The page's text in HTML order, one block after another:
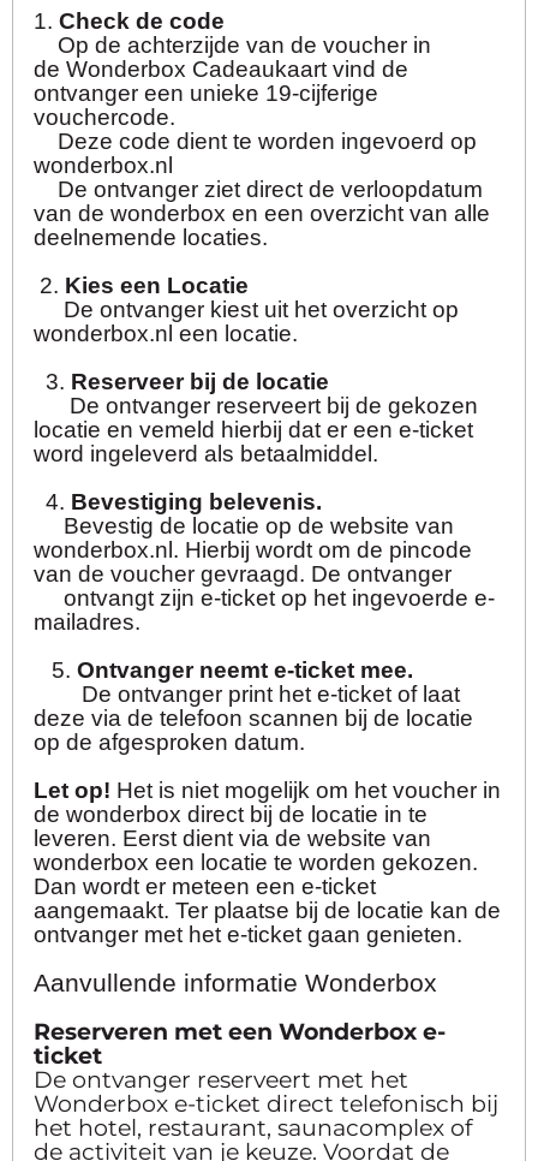
1.Check de code
Op de achterzijde van de voucher in
de Wonderbox Cadeaukaart vind de
ontvanger een unieke 19-cijferige
vouchercode.
Deze code dient te worden ingevoerd op
wonderbox.nl
De ontvanger ziet direct de verloopdatum
van de wonderbox en een overzicht van alle
deelnemende locaties.
2. Kies een Locatie
De ontvanger kiest uit het overzicht op
wonderbox.nl een locatie.
3. Reserveer bij de locatie
De ontvanger reserveert bij de gekozen
locatie en vemeld hierbij dat er een e-ticket
word ingeleverd als betaalmiddel.
4. Bevestiging belevenis.
Bevestig de locatie op de website van
wonderbox.nl. Hierbij wordt om de pincode
van de voucher gevraagd. De ontvanger
ontvangt zijn e-ticket op het ingevoerde e-
mailadres.
5.Ontvanger neemt e-ticket mee.
De ontvanger print het e-ticket of laat
deze via de telefoon scannen bij de locatie
op de afgesproken datum.
Let op! Het is niet mogelijk om het voucher in
de wonderbox direct bij de locatie in te
leveren. Eerst dient via de website van
wonderbox een locatie te worden gekozen.
Dan wordt er meteen een e-ticket
aangemaakt. Ter plaatse bij de locatie kan de
ontvanger met het e-ticket gaan genieten.
Aanvullende informatie Wonderbox
Reserveren met een Wonderbox e-
ticket
De ontvanger reserveert met het
Wonderbox e-ticket direct telefonisch bij
het hotel, restaurant, saunacomplex of
de activiteit van je keuze. Voordat de